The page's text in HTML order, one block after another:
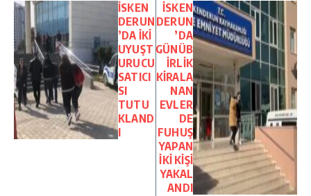
İSKEN
DERUN
’DA İKİ
UYUŞT
URUCU
SATICI
SI
TUTU
KLAND
I
İSKEN
DERUN
’DA
GÜNÜB
İRLİK
KİRALA
NAN
EVLER
DE
FUHUŞ
YAPAN
İKİ KİŞİ
YAKAL
ANDI